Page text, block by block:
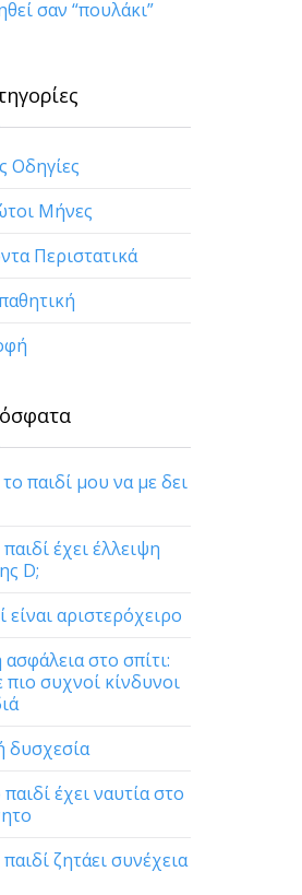
σαν “πουλάκι”
Οδηγίες
Μήνες
Περιστατικά
παιδί μου να με δει
παιδί έχει έλλειψη
D;
είναι αριστερόχειρο
ασφάλεια στο σπίτι:
πιο συχνοί κίνδυνοι
δυσχεσία
έχει ναυτία στο
παιδί ζητάει συνέχεια